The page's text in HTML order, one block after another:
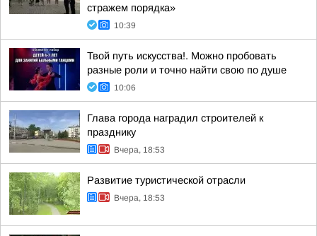
стражем порядка»
10:39
Твой путь искусства!. Можно пробовать
разные роли и точно найти свою по душе
10:06
Глава города наградил строителей к
празднику
Вчера, 18:53
Развитие туристической отрасли
Вчера, 18:53